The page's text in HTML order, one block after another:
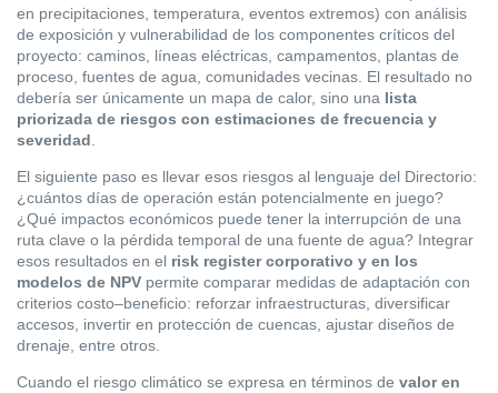
en precipitaciones, temperatura, eventos extremos) con análisis
de exposición y vulnerabilidad de los componentes críticos del
proyecto: caminos, líneas eléctricas, campamentos, plantas de
proceso, fuentes de agua, comunidades vecinas. El resultado no
debería ser únicamente un mapa de calor, sino una lista
priorizada de riesgos con estimaciones de frecuencia y
severidad
El siguiente paso es llevar esos riesgos al lenguaje del Directorio:
¿cuántos días de operación están potencialmente en juego?
¿Qué impactos económicos puede tener la interrupción de una
ruta clave o la pérdida temporal de una fuente de agua? Integrar
esos resultados en el risk register corporativo y en los
modelos de NPV permite comparar medidas de adaptación con
criterios costo–beneficio: reforzar infraestructuras, diversificar
accesos, invertir en protección de cuencas, ajustar diseños de
drenaje, entre otros.
Cuando el riesgo climático se expresa en términos de valor en